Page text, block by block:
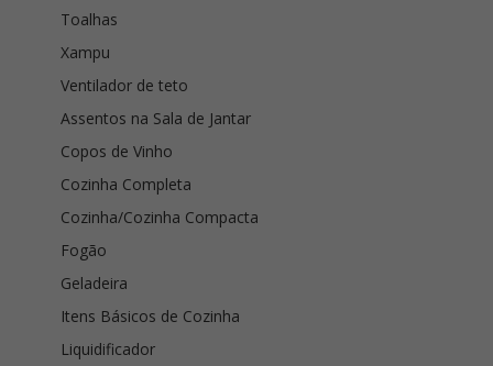
Toalhas
Xampu
Ventilador de teto
Assentos na Sala de Jantar
Copos de Vinho
Cozinha Completa
Cozinha/Cozinha Compacta
Fogão
Geladeira
Itens Básicos de Cozinha
Liquidificador